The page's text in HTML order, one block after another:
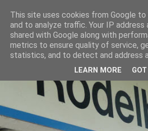
This site uses cookies from Google
and to analyze traffic. Your IP address
shared with Google along with
metrics to ensure quality of service,
statistics, and to detect and address
LEARN MORE